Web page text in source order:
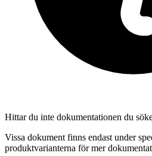
Hittar du inte dokumentationen du
Vissa dokument finns endast under
produktvarianterna för mer